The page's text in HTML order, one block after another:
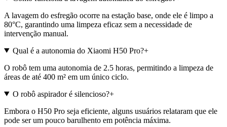
A lavagem do esfregão ocorre na estação base, onde ele é limpo a
80°C, garantindo uma limpeza eficaz sem a necessidade de
intervenção manual.
Qual é a autonomia do Xiaomi H50 Pro?+
O robô tem uma autonomia de 2.5 horas, permitindo a limpeza de
áreas de até 400 m² em um único ciclo.
O robô aspirador é silencioso?+
Embora o H50 Pro seja eficiente, alguns usuários relataram que ele
pode ser um pouco barulhento em potência máxima.